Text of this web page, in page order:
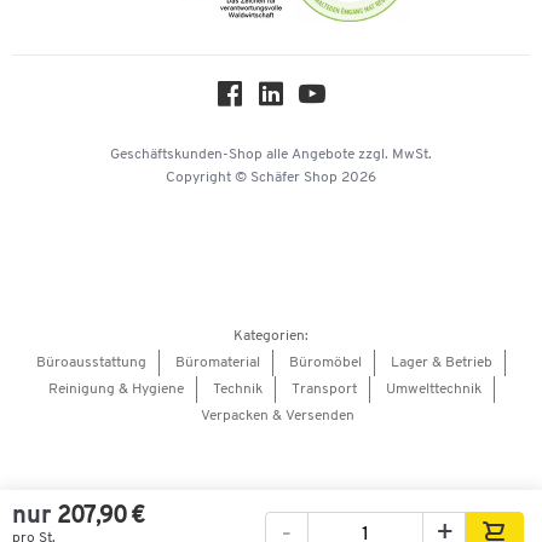
nur 207,90 €
pro St. - +
Geschäftskunden-Shop alle Angebote zzgl. MwSt.
Copyright © Schäfer Shop 2026
Kategorien:
Büroausstattung
Büromaterial Büromöbel
Lager & Betrieb
Reinigung & Hygiene
Technik Transport
Umwelttechnik
Verpacken & Versenden